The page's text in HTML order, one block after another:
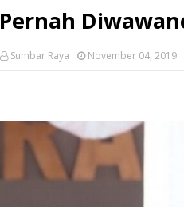
Pernah
Sumbar Raya November 04, 2019